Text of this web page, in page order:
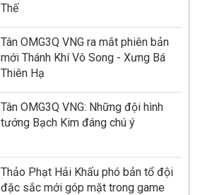
Thế
Tân OMG3Q VNG ra mắt phiên bản
mới Thánh Khí Vô Song - Xưng Bá
Thiên Hạ
Tân OMG3Q VNG: Những đội hình
tướng Bạch Kim đáng chú ý
Thảo Phạt Hải Khấu phó bản tổ đội
đặc sắc mới góp mặt trong game